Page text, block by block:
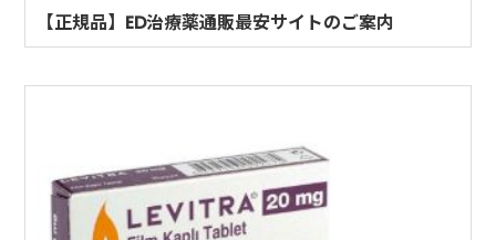
【正規品】ED治療薬通販最安サイトのご案内